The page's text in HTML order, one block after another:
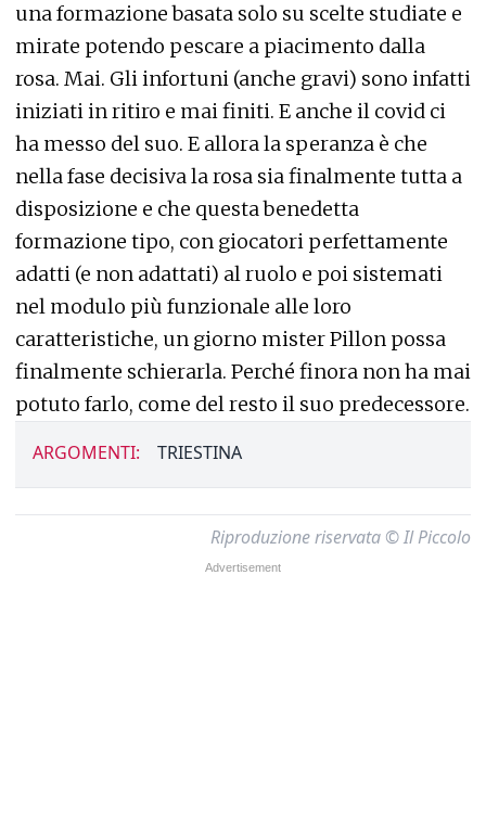
una formazione basata solo su scelte studiate e
mirate potendo pescare a piacimento dalla
rosa. Mai. Gli infortuni (anche gravi) sono infatti
iniziati in ritiro e mai finiti. E anche il covid ci
ha messo del suo. E allora la speranza è che
nella fase decisiva la rosa sia finalmente tutta a
disposizione e che questa benedetta
formazione tipo, con giocatori perfettamente
adatti (e non adattati) al ruolo e poi sistemati
nel modulo più funzionale alle loro
caratteristiche, un giorno mister Pillon possa
finalmente schierarla. Perché finora non ha mai
potuto farlo, come del resto il suo predecessore.
ARGOMENTI: TRIESTINA
Riproduzione riservata © Il Piccolo